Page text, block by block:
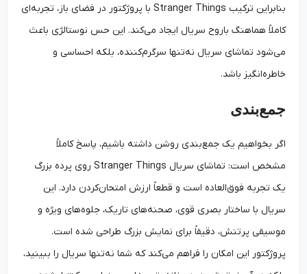
بنابراین ترکیب Stranger Things با پروژکتور در فضای باز، تجربه‌ای
کاملاً هماهنگ باروح سریال ایجاد می‌کند. این حس نوستالژی باعث
می‌شود تماشای سریال نه‌تنها سرگرم‌کننده، بلکه احساسی و
خاطره‌انگیز باشد.
جمع‌بندی
اگر بخواهیم یک جمع‌بندی روشن داشته باشیم، پاسخ کاملاً
مشخص است: تماشای سریال Stranger Things روی پرده بزرگ
یک تجربه فوق‌العاده است و قطعاً ارزش امتحان‌کردن دارد. این
سریال با ساختار بصری قوی، صحنه‌های تاریک، جلوه‌های ویژه و
موسیقی پرتنش، دقیقاً برای نمایش بزرگ طراحی شده است.
پروژکتور این امکان را فراهم می‌کند که شما نه‌تنها سریال را ببینید،